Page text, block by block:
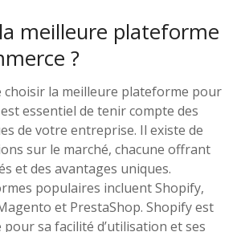
meilleure plateforme
?
choisir la meilleure plateforme pour
essentiel de tenir compte des
de votre entreprise. Il existe de
sur le marché, chacune offrant
et des avantages uniques.
populaires incluent Shopify,
et PrestaShop. Shopify est
sa facilité d’utilisation et ses